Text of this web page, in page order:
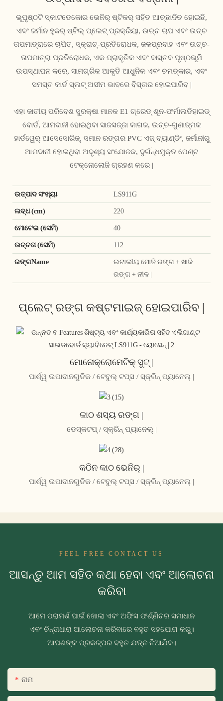
ଭୂପୃଷ୍ଠଟି ସ୍କାଟଡେକୋର ଭେନିର୍ ଷ୍ଟିକର୍ ସହିତ ଆଚ୍ଛାଦିତ ହୋଇଛି,
ଏବଂ ଜର୍ମାନ ହୁକର୍ ଷ୍ଟିଲ୍ ପ୍ଲେଟ୍ ପ୍ରକ୍ରିୟା, ଉଚ୍ଚ ଚାପ ଏବଂ ଉଚ୍ଚ
ତାପମାତ୍ରାରେ ଚାପିତ, ସ୍କ୍ରାଚ୍-ପ୍ରତିରୋଧକ, ଜଳପ୍ରବାହ ଏବଂ ଉଚ୍ଚ-
ତାପମାତ୍ରା ପ୍ରତିରୋଧକ, ଏକ ପ୍ରାକୃତିକ ଏବଂ ବାସ୍ତବ ପୃଷ୍ଠଭୂମି
ଉପସ୍ଥାପନ କରେ, ସାମଗ୍ରିକ ଆକୃତି ଆଧୁନିକ ଏବଂ ଚମତ୍କାର, ଏବଂ
ସମସ୍ତ କାର୍ଡ ସ୍ଲଟ୍ ଅସୀମ ଭାବରେ ବିସ୍ତାର ହୋଇପାରିବ |
ଏହା ଜାତୀୟ ପରିବେଶ ସୁରକ୍ଷା ମାନକ E1 ଗ୍ରେଡ୍ ଶୂନ-ଫର୍ମାଲଡିହାଇଡ୍
ବୋର୍ଡ, ଆମଦାନୀ ହୋଇଥିବା ସାଜସଜ୍ଜା କାଗଜ, ଉଚ୍ଚ-ଗୁଣାତ୍ମକ
ହାର୍ଡୱେର୍ ଆସେସୋରିଜ୍, ସମାନ ରଙ୍ଗର PVC ଏଜ୍ ବ୍ୟାଣ୍ଡିଂ, ଜର୍ମାନୀରୁ
ଆମଦାନୀ ହୋଇଥିବା ଅଦୃଶ୍ୟ ସଂଯୋଜକ, ଦୁର୍ଗନ୍ଧମୁକ୍ତ ପେଣ୍ଟ
ଟେକ୍ନୋଲୋଜି ଗ୍ରହଣ କରେ |
ଉତ୍ପାଦ ସଂଖ୍ୟା LS911G
ଲବ୍ଧ (cm) 220
ମୋଟେଇ (ସେମି) 40
ଉଚ୍ଚତା (ସେମି) 112
ରଙ୍ଗName
ଇଟାଲୀୟ ମୋତି ରଙ୍ଗ + ଖାକି
ରଙ୍ଗ + ନୀଳ |
ପ୍ଲେଟ୍ ରଙ୍ଗ କଷ୍ଟମାଇଜ୍ ହୋଇପାରିବ |
ମୋନୋକ୍ରୋମେଟିକ୍ ସୁଟ୍ |
ପାର୍ଶ୍ୱ ଉପାଦାନଗୁଡିକ / ଟେବୁଲ୍ ଟପ୍ସ / ସ୍କ୍ରିନ୍ ପ୍ୟାନେଲ୍ |
କାଠ ଶସ୍ୟ ରଙ୍ଗ |
ଡେସ୍କଟପ୍ / ସ୍କ୍ରିନ୍ ପ୍ୟାନେଲ୍ |
କଠିନ କାଠ ଭେନିର୍ |
ପାର୍ଶ୍ୱ ଉପାଦାନଗୁଡିକ / ଟେବୁଲ୍ ଟପ୍ସ / ସ୍କ୍ରିନ୍ ପ୍ୟାନେଲ୍ |
FEEL FREE CONTACT US
ଆସନ୍ତୁ ଆମ ସହିତ କଥା ହେବା ଏବଂ ଆଲୋଚନା
କରିବା
ଆମେ ପରାମର୍ଶ ପାଇଁ ଖୋଲା ଏବଂ ଅଫିସ ଫର୍ଣ୍ଣିଚର ସମାଧାନ
ଏବଂ ଚିନ୍ତାଧାରା ଆଲୋଚନା କରିବାରେ ବହୁତ ସହଯୋଗ କରୁ।
ଆପଣଙ୍କ ପ୍ରକଳ୍ପର ବହୁତ ଯତ୍ନ ନିଆଯିବ।
ନାମ